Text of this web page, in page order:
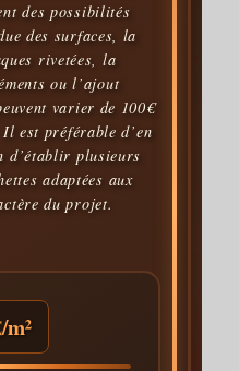
des possibilités
des surfaces, la
rivetées, la
ou l’ajout
varier de 100€
est préférable d’en
d’établir plusieurs
adaptées aux
du projet.